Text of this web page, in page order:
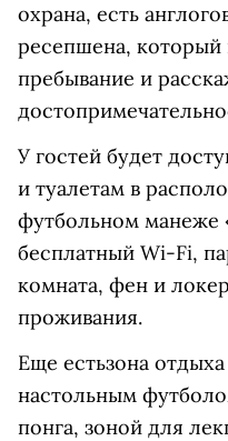
охрана, есть
ресепшена, который
пребывание и
У гостей будет
и туалетам в
футбольном манеже
бесплатный Wi-Fi,
комната, фен и
проживания.
Еще естьзона
настольным
понга, зоной для